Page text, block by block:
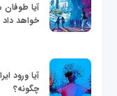
آیا
خواهد داد
آیا ورود
چگونه؟